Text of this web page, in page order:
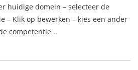
huidige domein – selecteer de
– Klik op bewerken – kies een ander
competentie ..